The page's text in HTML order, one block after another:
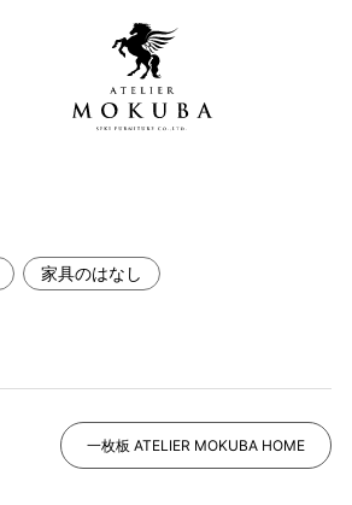
ラリー
納品事例
納品事例（住宅
家具のはなし
一枚板 ATELIER MOKUBA HOME